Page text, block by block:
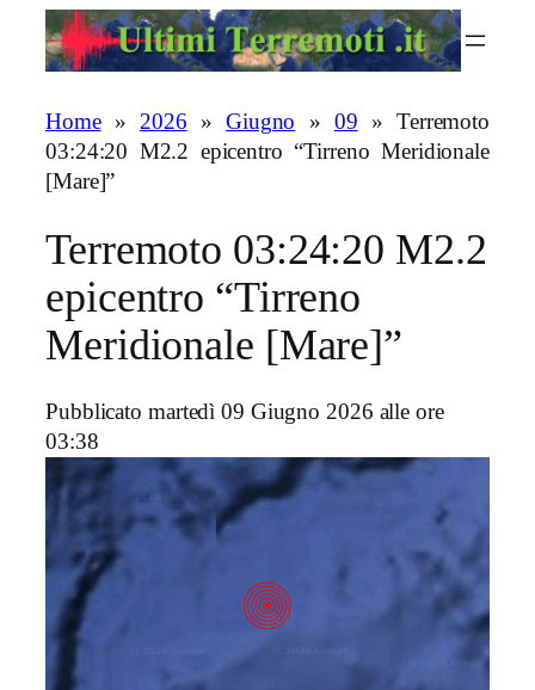
Home» 2026 » Giugno » 09 » Terremoto
03:24:20 M2.2 epicentro “Tirreno Meridionale
[Mare]”
Terremoto 03:24:20 M2.2
epicentro “Tirreno
Meridionale [Mare]”
Pubblicato martedì 09 Giugno 2026 alle ore
03:38